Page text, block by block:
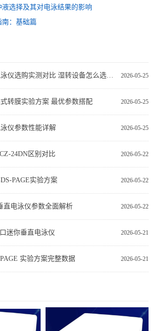
液选择及其对电泳结果的影响
南：基础篇
2026-05-25
DYCZ-40G 转印电泳仪选购实测对比 湿转设备怎么选不踩坑
2026-05-25
转膜实验方案 最优参数搭配
2026-05-25
仪参数性能详解
2026-05-22
24DN区别对比
2026-05-22
PAGE实验方案
2026-05-22
直电泳仪参数全面解析
2026-05-21
迷你垂直电泳仪
2026-05-21
实验方案完整数据